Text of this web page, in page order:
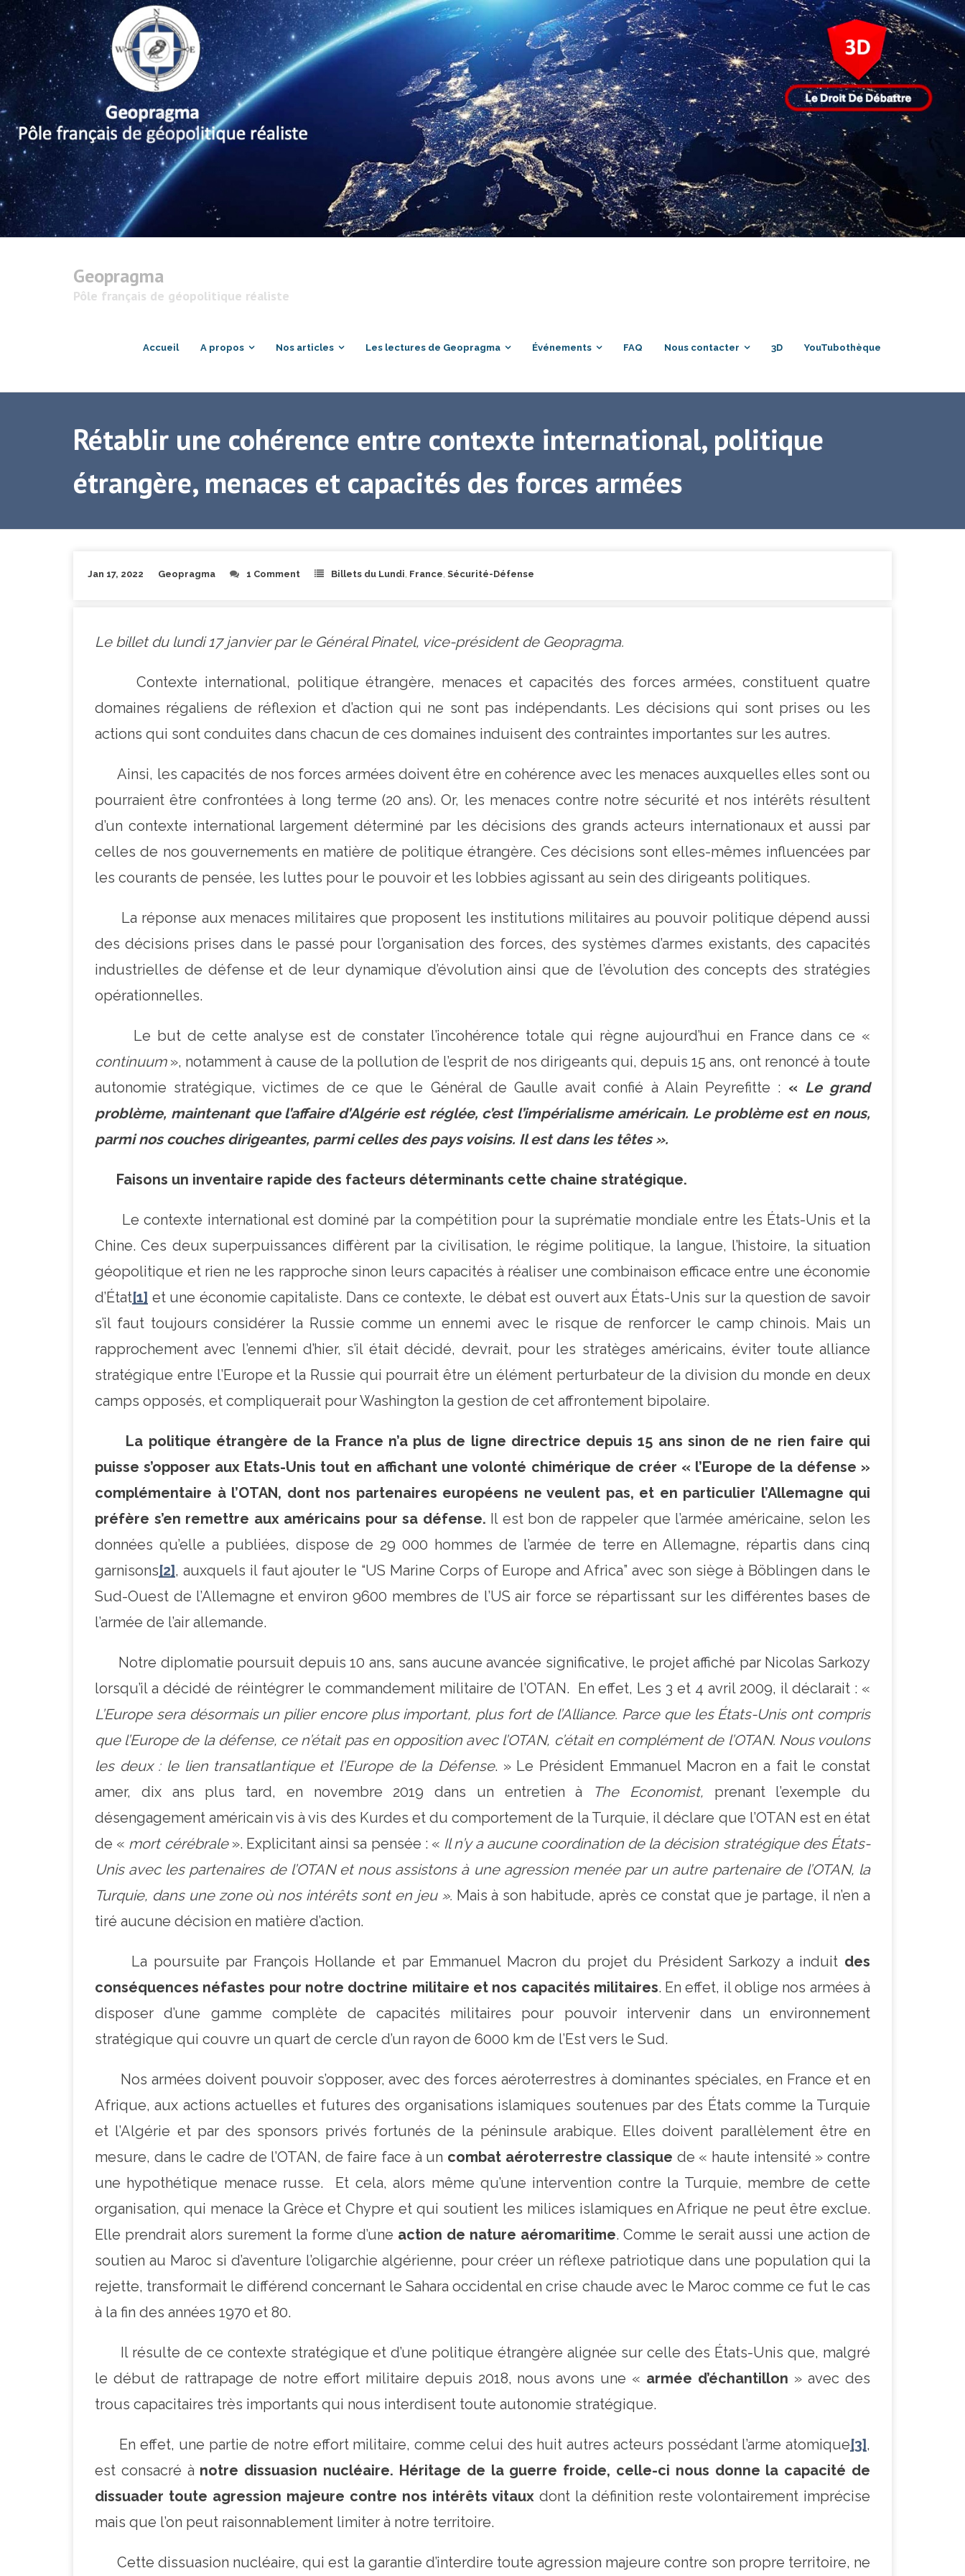
Geopragma
Pôle français de géopolitique réaliste
Accueil A propos Nos articles Les lectures de Geopragma Événements FAQ Nous contacter 3D YouTubothèque
Rétablir une cohérence entre contexte international, politique
étrangère, menaces et capacités des forces armées
Jan 17, 2022 Geopragma 1 Comment Billets du Lundi France Sécurité-Défense
Le billet du lundi 17 janvier par le Général Pinatel, vice-président de Geopragma.
Contexte international, politique étrangère, menaces et capacités des forces armées, constituent quatre
domaines régaliens de réflexion et d’action qui ne sont pas indépendants. Les décisions qui sont prises ou les
actions qui sont conduites dans chacun de ces domaines induisent des contraintes importantes sur les autres.
Ainsi, les capacités de nos forces armées doivent être en cohérence avec les menaces auxquelles elles sont ou
pourraient être confrontées à long terme (20 ans). Or, les menaces contre notre sécurité et nos intérêts résultent
d’un contexte international largement déterminé par les décisions des grands acteurs internationaux et aussi par
celles de nos gouvernements en matière de politique étrangère. Ces décisions sont elles-mêmes influencées par
les courants de pensée, les luttes pour le pouvoir et les lobbies agissant au sein des dirigeants politiques.
La réponse aux menaces militaires que proposent les institutions militaires au pouvoir politique dépend aussi
des décisions prises dans le passé pour l’organisation des forces, des systèmes d’armes existants, des capacités
industrielles de défense et de leur dynamique d’évolution ainsi que de l’évolution des concepts des stratégies
opérationnelles.
Le but de cette analyse est de constater l’incohérence totale qui règne aujourd’hui en France dans ce «
continuum», notamment à cause de la pollution de l’esprit de nos dirigeants qui, depuis 15 ans, ont renoncé à toute
autonomie stratégique, victimes de ce que le Général de Gaulle avait confié à Alain Peyrefitte : « Le grand
problème, maintenant que l’affaire d’Algérie est réglée, c’est l’impérialisme américain. Le problème est en nous,
parmi nos couches dirigeantes, parmi celles des pays voisins. Il est dans les têtes ».
Faisons un inventaire rapide des facteurs déterminants cette chaine stratégique.
Le contexte international est dominé par la compétition pour la suprématie mondiale entre les États-Unis et la
Chine. Ces deux superpuissances diffèrent par la civilisation, le régime politique, la langue, l’histoire, la situation
géopolitique et rien ne les rapproche sinon leurs capacités à réaliser une combinaison efficace entre une économie
d’État[1] et une économie capitaliste. Dans ce contexte, le débat est ouvert aux États-Unis sur la question de savoir
s’il faut toujours considérer la Russie comme un ennemi avec le risque de renforcer le camp chinois. Mais un
rapprochement avec l’ennemi d’hier, s’il était décidé, devrait, pour les stratèges américains, éviter toute alliance
stratégique entre l’Europe et la Russie qui pourrait être un élément perturbateur de la division du monde en deux
camps opposés, et compliquerait pour Washington la gestion de cet affrontement bipolaire.
La politique étrangère de la France n’a plus de ligne directrice depuis 15 ans sinon de ne rien faire qui
puisse s’opposer aux Etats-Unis tout en affichant une volonté chimérique de créer « l’Europe de la défense »
complémentaire à l’OTAN, dont nos partenaires européens ne veulent pas, et en particulier l’Allemagne qui
préfère s’en remettre aux américains pour sa défense. Il est bon de rappeler que l’armée américaine, selon les
données qu’elle a publiées, dispose de 29 000 hommes de l’armée de terre en Allemagne, répartis dans cinq
garnisons[2], auxquels il faut ajouter le “US Marine Corps of Europe and Africa” avec son siège à Böblingen dans le
Sud-Ouest de l’Allemagne et environ 9600 membres de l’US air force se répartissant sur les différentes bases de
l’armée de l’air allemande.
Notre diplomatie poursuit depuis 10 ans, sans aucune avancée significative, le projet affiché par Nicolas Sarkozy
lorsqu’il a décidé de réintégrer le commandement militaire de l’OTAN. En effet, Les 3 et 4 avril 2009, il déclarait : «
L’Europe sera désormais un pilier encore plus important, plus fort de l’Alliance. Parce que les États-Unis ont compris
que l’Europe de la défense, ce n’était pas en opposition avec l’OTAN, c’était en complément de l’OTAN. Nous voulons
les deux : le lien transatlantique et l’Europe de la Défense. » Le Président Emmanuel Macron en a fait le constat
amer, dix ans plus tard, en novembre 2019 dans un entretien à
The Economist, prenant l’exemple du
désengagement américain vis à vis des Kurdes et du comportement de la Turquie, il déclare que l’OTAN est en état
de « mort cérébrale». Explicitant ainsi sa pensée : « Il n’y a aucune coordination de la décision stratégique des États-
Unis avec les partenaires de l’OTAN et nous assistons à une agression menée par un autre partenaire de l’OTAN, la
Turquie, dans une zone où nos intérêts sont en jeu ». Mais à son habitude, après ce constat que je partage, il n’en a
tiré aucune décision en matière d’action.
La poursuite par François Hollande et par Emmanuel Macron du projet du Président Sarkozy a induit des
conséquences néfastes pour notre doctrine militaire et nos capacités militaires. En effet, il oblige nos armées à
disposer d’une gamme complète de capacités militaires pour pouvoir intervenir dans un environnement
stratégique qui couvre un quart de cercle d’un rayon de 6000 km de l’Est vers le Sud.
Nos armées doivent pouvoir s’opposer, avec des forces aéroterrestres à dominantes spéciales, en France et en
Afrique, aux actions actuelles et futures des organisations islamiques soutenues par des États comme la Turquie
et l’Algérie et par des sponsors privés fortunés de la péninsule arabique. Elles doivent parallèlement être en
mesure, dans le cadre de l’OTAN, de faire face à un combat aéroterrestre classique de « haute intensité » contre
une hypothétique menace russe. Et cela, alors même qu’une intervention contre la Turquie, membre de cette
organisation, qui menace la Grèce et Chypre et qui soutient les milices islamiques en Afrique ne peut être exclue.
Elle prendrait alors surement la forme d’une action de nature aéromaritime. Comme le serait aussi une action de
soutien au Maroc si d’aventure l’oligarchie algérienne, pour créer un réflexe patriotique dans une population qui la
rejette, transformait le différend concernant le Sahara occidental en crise chaude avec le Maroc comme ce fut le cas
à la fin des années 1970 et 80.
Il résulte de ce contexte stratégique et d’une politique étrangère alignée sur celle des États-Unis que, malgré
le début de rattrapage de notre effort militaire depuis 2018, nous avons une « armée d’échantillon » avec des
trous capacitaires très importants qui nous interdisent toute autonomie stratégique.
En effet, une partie de notre effort militaire, comme celui des huit autres acteurs possédant l’arme atomique[3],
est consacré à notre dissuasion nucléaire. Héritage de la guerre froide, celle-ci nous donne la capacité de
dissuader toute agression majeure contre nos intérêts vitaux dont la définition reste volontairement imprécise
mais que l’on peut raisonnablement limiter à notre territoire.
Cette dissuasion nucléaire, qui est la garantie d’interdire toute agression majeure contre son propre territoire, ne